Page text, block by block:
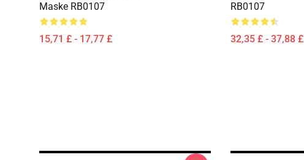
Maske RB0107
15,71 £ - 17,77 £
RB0107
32,35 £ - 37,88 £